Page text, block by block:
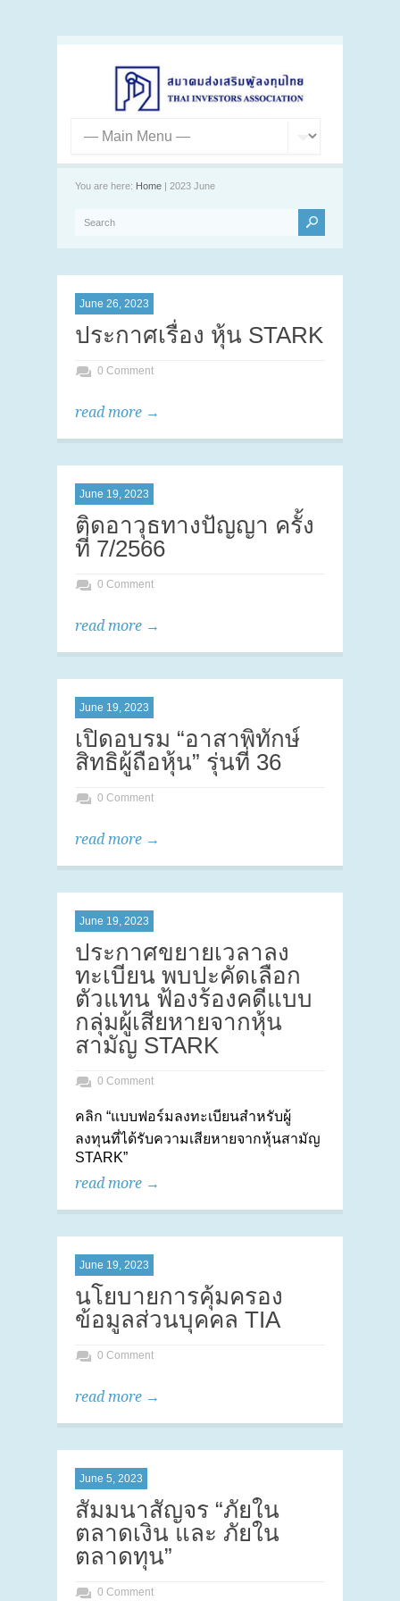
You are here: Home | 2023 June
June 26, 2023
ประกาศเรื่อง หุ้น STARK
0 Comment
read more →
June 19, 2023
ติดอาวุธทางปัญญา ครั้ง
ที่ 7/2566
0 Comment
read more →
June 19, 2023
เปิดอบรม “อาสาพิทักษ์
สิทธิผู้ถือหุ้น” รุ่นที่ 36
0 Comment
read more →
June 19, 2023
ประกาศขยายเวลาลง
ทะเบียน พบปะคัดเลือก
ตัวแทน ฟ้องร้องคดีแบบ
กลุ่มผู้เสียหายจากหุ้น
สามัญ STARK
0 Comment
คลิก “แบบฟอร์มลงทะเบียนสำหรับผู้
ลงทุนที่ได้รับความเสียหายจากหุ้นสามัญ
STARK”
read more →
June 19, 2023
นโยบายการคุ้มครอง
ข้อมูลส่วนบุคคล TIA
0 Comment
read more →
June 5, 2023
สัมมนาสัญจร “ภัยใน
ตลาดเงิน และ ภัยใน
ตลาดทุน”
0 Comment